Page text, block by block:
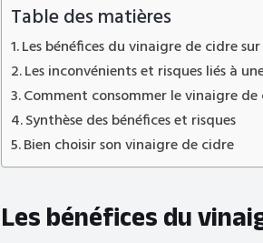
Table des matières
Les bénéfices du vinaigre de cidre
Les inconvénients et risques liés à
Comment consommer le vinaigre
Synthèse des bénéfices et risques
Bien choisir son vinaigre de cidre
Les bénéfices du